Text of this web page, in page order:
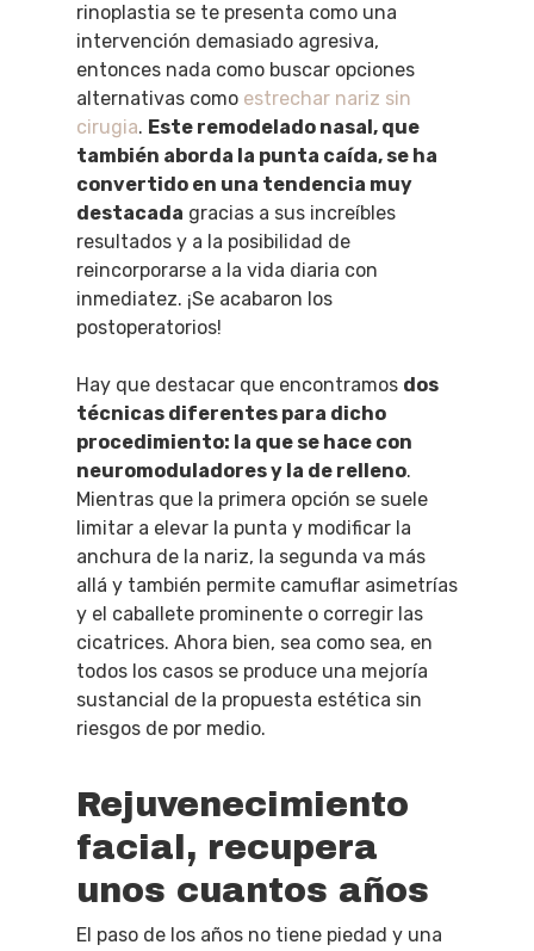
rinoplastia se te presenta como una
intervención demasiado agresiva,
entonces nada como buscar opciones
alternativas como estrechar nariz sin
cirugia. Este remodelado nasal, que
también aborda la punta caída, se ha
convertido en una tendencia muy
destacada gracias a sus increíbles
resultados y a la posibilidad de
reincorporarse a la vida diaria con
inmediatez. ¡Se acabaron los
postoperatorios!
Hay que destacar que encontramos dos
técnicas diferentes para dicho
procedimiento: la que se hace con
neuromoduladores y la de relleno.
Mientras que la primera opción se suele
limitar a elevar la punta y modificar la
anchura de la nariz, la segunda va más
allá y también permite camuflar asimetrías
y el caballete prominente o corregir las
cicatrices. Ahora bien, sea como sea, en
todos los casos se produce una mejoría
sustancial de la propuesta estética sin
riesgos de por medio.
Rejuvenecimiento
facial, recupera
unos cuantos años
El paso de los años no tiene piedad y una